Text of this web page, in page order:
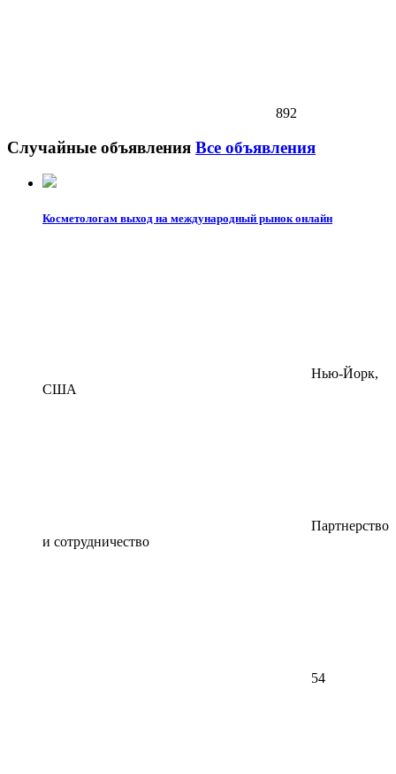
892
Случайные объявления Все объявления
Косметологам выход на международный рынок онлайн
Нью-Йорк,
США
Партнерство
и сотрудничество
54